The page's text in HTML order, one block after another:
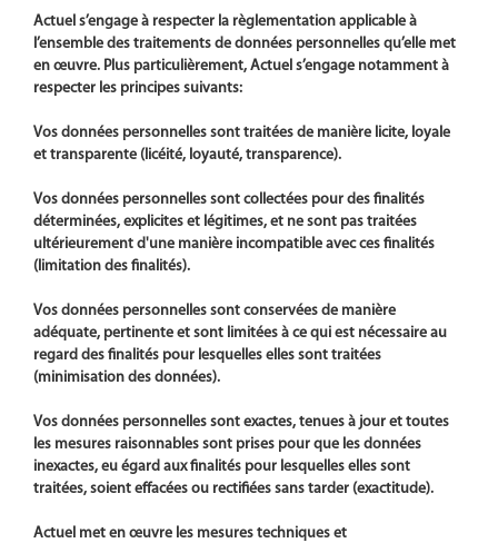
Actuel s’engage à respecter la règlementation applicable à
l’ensemble des traitements de données personnelles qu’elle met
en œuvre. Plus particulièrement, Actuel s’engage notamment à
respecter les principes suivants:
Vos données personnelles sont traitées de manière licite, loyale
et transparente (licéité, loyauté, transparence).
Vos données personnelles sont collectées pour des finalités
déterminées, explicites et légitimes, et ne sont pas traitées
ultérieurement d'une manière incompatible avec ces finalités
(limitation des finalités).
Vos données personnelles sont conservées de manière
adéquate, pertinente et sont limitées à ce qui est nécessaire au
regard des finalités pour lesquelles elles sont traitées
(minimisation des données).
Vos données personnelles sont exactes, tenues à jour et toutes
les mesures raisonnables sont prises pour que les données
inexactes, eu égard aux finalités pour lesquelles elles sont
traitées, soient effacées ou rectifiées sans tarder (exactitude).
Actuel met en œuvre les mesures techniques et